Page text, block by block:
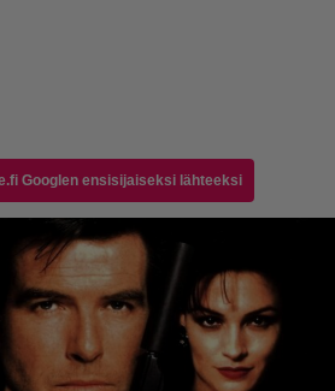
Googlen ensisijaiseksi lähteeksi